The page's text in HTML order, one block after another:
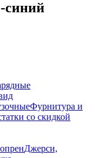
синий
Фурнитура и
со скидкой
Джерси,